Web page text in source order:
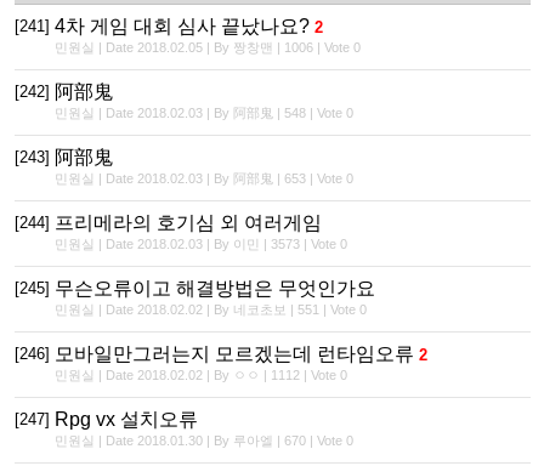
[241] 4차 게임 대회 심사 끝났나요? 2
민원실 | Date 2018.02.05 | By 짱창맨 | 1006 | Vote 0
[242] 阿部鬼
민원실 | Date 2018.02.03 | By 阿部鬼 | 548 | Vote 0
[243] 阿部鬼
민원실 | Date 2018.02.03 | By 阿部鬼 | 653 | Vote 0
[244] 프리메라의 호기심 외 여러게임
민원실 | Date 2018.02.03 | By 이민 | 3573 | Vote 0
[245] 무슨오류이고 해결방법은 무엇인가요
민원실 | Date 2018.02.02 | By 네코초보 | 551 | Vote 0
[246] 모바일만그러는지 모르겠는데 런타임오류 2
민원실 | Date 2018.02.02 | By ㅇㅇ | 1112 | Vote 0
[247] Rpg vx 설치오류
민원실 | Date 2018.01.30 | By 루아엘 | 670 | Vote 0